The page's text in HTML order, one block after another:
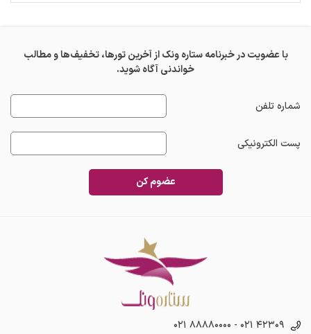
با عضویت در خبرنامه ستاره ونک از آخرین تورها، تخفیف‌ها و مطالب
خواندنی آگاه شوید.
شماره تلفن
پست الکترونیکی
عضوم کن
۰۲۱ ۸۸۸۸۰۰۰۰ - ۰۲۱ ۴۲۳۰۹